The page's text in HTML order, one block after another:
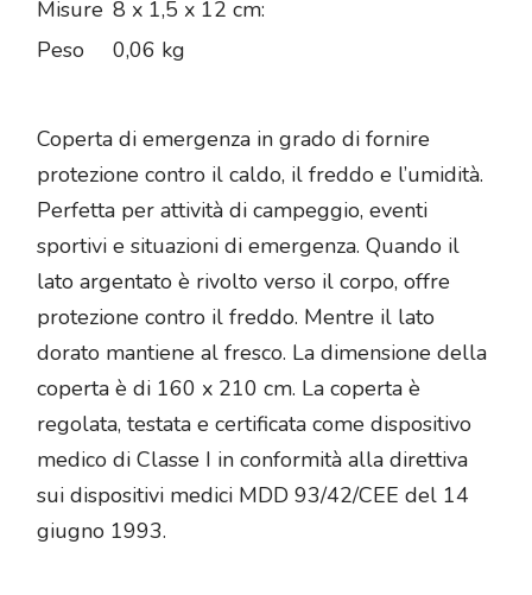
Misure 8 x 1,5 x 12 cm:
Peso
0,06 kg
Coperta di emergenza in grado di fornire
protezione contro il caldo, il freddo e l’umidità.
Perfetta per attività di campeggio, eventi
sportivi e situazioni di emergenza. Quando il
lato argentato è rivolto verso il corpo, offre
protezione contro il freddo. Mentre il lato
dorato mantiene al fresco. La dimensione della
coperta è di 160 x 210 cm. La coperta è
regolata, testata e certificata come dispositivo
medico di Classe I in conformità alla direttiva
sui dispositivi medici MDD 93/42/CEE del 14
giugno 1993.